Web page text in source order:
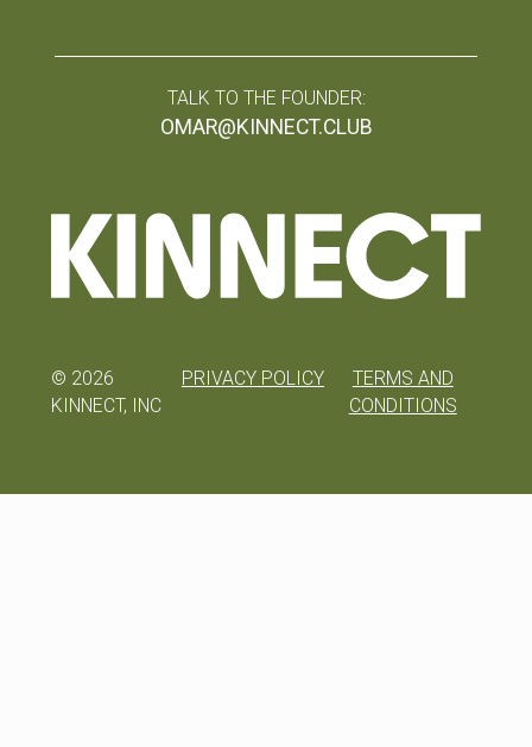
TALK TO THE FOUNDER:
OMAR@KINNECT.CLUB
© 2026
KINNECT, INC
PRIVACY POLICY
TERMS AND
CONDITIONS